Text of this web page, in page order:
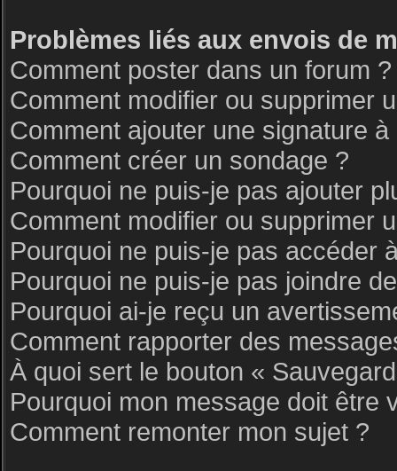
Problèmes liés aux envois de
Comment poster dans un forum ?
Comment modifier ou supprimer
Comment ajouter une signature
Comment créer un sondage ?
Pourquoi ne puis-je pas ajouter
Comment modifier ou supprimer
Pourquoi ne puis-je pas accéder
Pourquoi ne puis-je pas joindre
Pourquoi ai-je reçu un
Comment rapporter des
À quoi sert le bouton «
Pourquoi mon message doit être
Comment remonter mon sujet ?